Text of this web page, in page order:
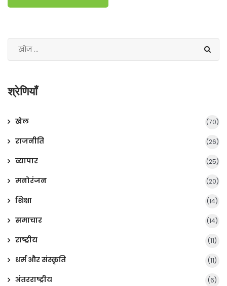
श्रेणियाँ
खेल (70)
राजनीति (26)
व्यापार (25)
मनोरंजन (20)
शिक्षा (14)
समाचार (14)
राष्ट्रीय (11)
धर्म और संस्कृति (11)
अंतरराष्ट्रीय (6)